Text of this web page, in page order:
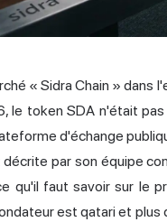
« Sidra Chain » dans
le token SDA n'était
d'échange
par son équipe
qu'il faut savoir sur le
est qatari et plus